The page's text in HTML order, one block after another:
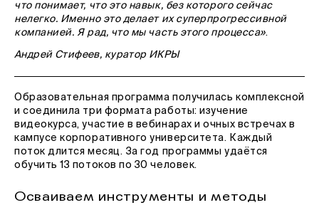
что понимает, что это навык, без которого сейчас
нелегко. Именно это делает их суперпрогрессивной
компанией. Я рад, что мы часть этого процесса».
Андрей Стифеев, куратор ИКРЫ
Образовательная программа получилась комплексной
и соединила три формата работы: изучение
видеокурса, участие в вебинарах и очных встречах в
кампусе корпоративного университета. Каждый
поток длится месяц. За год программы удаётся
обучить 13 потоков по 30 человек.
Осваиваем инструменты и методы